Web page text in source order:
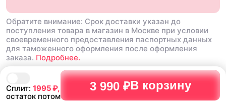
Сплит: 1995₽,
остаток потом
3 990 ₽В корзину
Обратите внимание: Срок доставки указан до
поступления товара в магазин в Москве при условии
своевременного предоставления паспортных данных
для таможенного оформления после оформления
заказа. Подробнее.